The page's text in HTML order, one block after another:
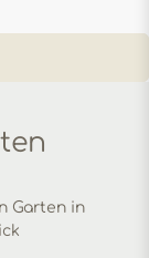
Garten in